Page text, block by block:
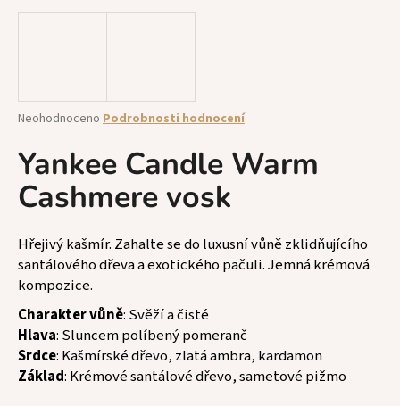
Průměrné
produktu
je
0,0
z
hvězdiček.
Neohodnoceno Podrobnosti hodnocení
Yankee Candle Warm
Cashmere vosk
Hřejivý kašmír. Zahalte se do luxusní vůně zklidňujícího
santálového dřeva a exotického pačuli. Jemná krémová
kompozice.
Charakter vůně: Svěží a čisté
Hlava: Sluncem políbený pomeranč
Srdce: Kašmírské dřevo, zlatá ambra, kardamon
Základ: Krémové santálové dřevo, sametové pižmo
a
?
HLEDAT
D
o
p
o
r
u